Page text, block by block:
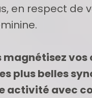
en respect de
magnétisez vos
plus belles
activité avec